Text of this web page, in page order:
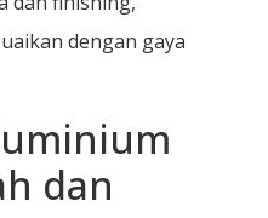
dengan gaya
dan